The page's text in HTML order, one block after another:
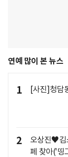
연예 많이 본 뉴스
1 [사진]청담
2
오상진♥김
페 찾아('띵